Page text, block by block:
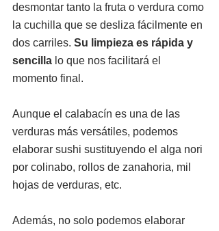
desmontar tanto la fruta o verdura como
la cuchilla que se desliza fácilmente en
dos carriles. Su limpieza es rápida y
sencilla lo que nos facilitará el
momento final.
Aunque el calabacín es una de las
verduras más versátiles, podemos
elaborar sushi sustituyendo el alga nori
por colinabo, rollos de zanahoria, mil
hojas de verduras, etc.
Además, no solo podemos elaborar